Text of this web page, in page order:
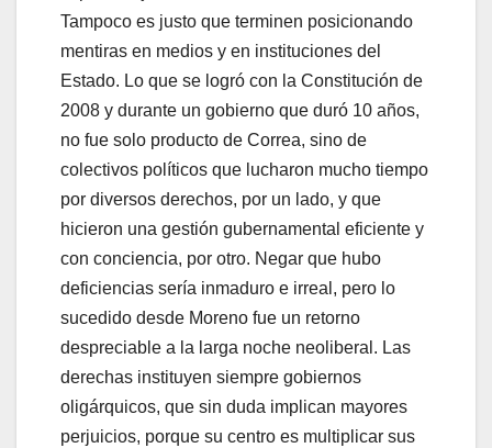
Tampoco es justo que terminen posicionando
mentiras en medios y en instituciones del
Estado. Lo que se logró con la Constitución de
2008 y durante un gobierno que duró 10 años,
no fue solo producto de Correa, sino de
colectivos políticos que lucharon mucho tiempo
por diversos derechos, por un lado, y que
hicieron una gestión gubernamental eficiente y
con conciencia, por otro. Negar que hubo
deficiencias sería inmaduro e irreal, pero lo
sucedido desde Moreno fue un retorno
despreciable a la larga noche neoliberal. Las
derechas instituyen siempre gobiernos
oligárquicos, que sin duda implican mayores
perjuicios, porque su centro es multiplicar sus